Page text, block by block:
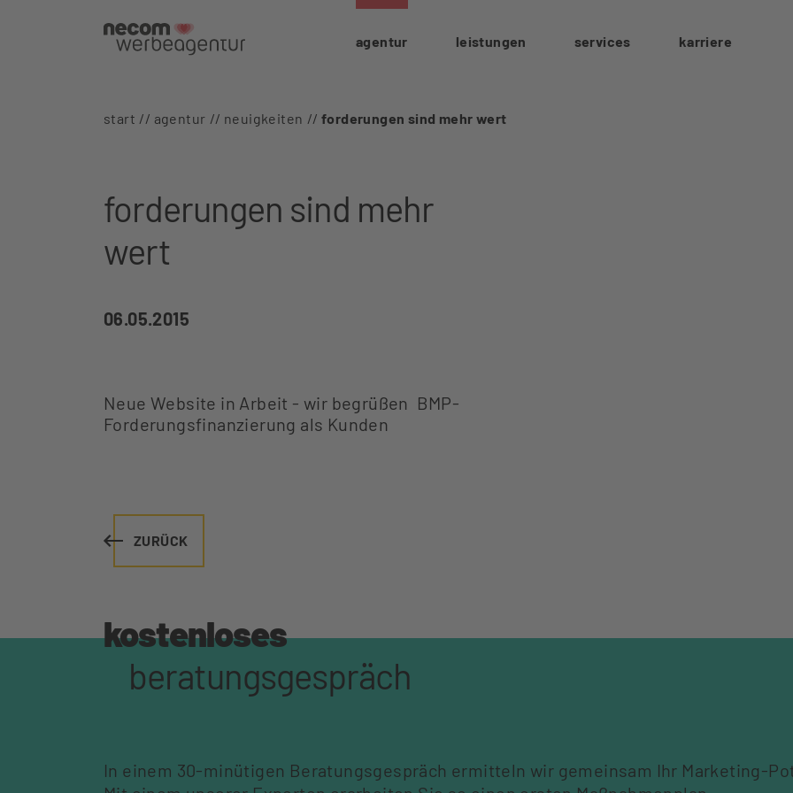
agentur leistungen services karriere
start agentur neuigkeiten forderungen sind mehr wert
forderungen sind mehr
wert
06.05.2015
Neue Website in Arbeit - wir begrüßen BMP-
Forderungsfinanzierung als Kunden
ZURÜCK
kostenloses
beratungsgespräch
In einem 30-minütigen Beratungsgespräch ermitteln wir gemeinsam Ihr Marketing-